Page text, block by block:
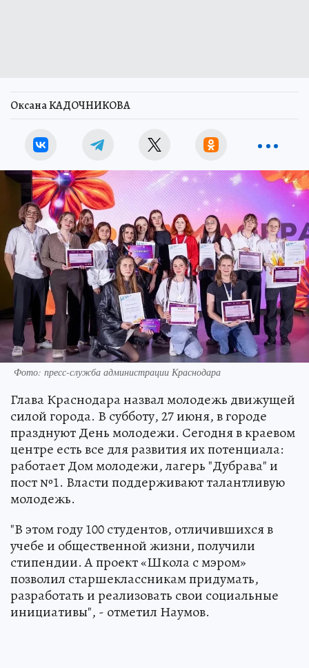
Оксана КАДОЧНИКОВА
Фото: пресс-служба администрации Краснодара
Глава Краснодара назвал молодежь движущей
силой города. В субботу, 27 июня, в городе
празднуют День молодежи. Сегодня в краевом
центре есть все для развития их потенциала:
работает Дом молодежи, лагерь "Дубрава" и
пост №1. Власти поддерживают талантливую
молодежь.
"В этом году 100 студентов, отличившихся в
учебе и общественной жизни, получили
стипендии. А проект «Школа с мэром»
позволил старшеклассникам придумать,
разработать и реализовать свои социальные
инициативы", - отметил Наумов.